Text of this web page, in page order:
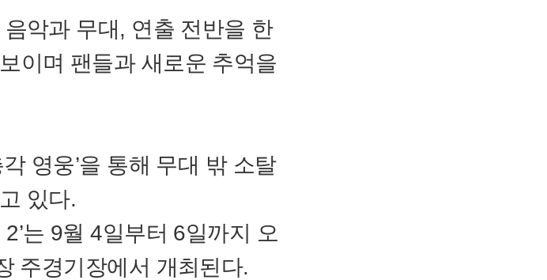
악과 무대, 연출 전반을 한
이며 팬들과 새로운 추억을
영웅’을 통해 무대 밖 소탈
있다.
는 9월 4일부터 6일까지 오
주경기장에서 개최된다.